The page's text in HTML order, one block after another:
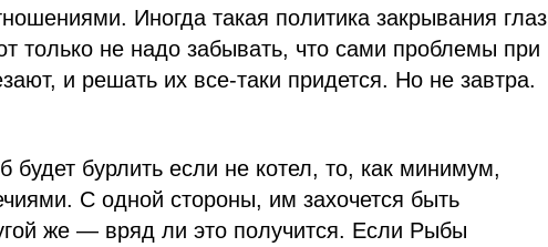
Иногда такая политика закрывания глаз
только не надо забывать, что сами проблемы при
и решать их все-таки придется. Но не завтра.
бурлить если не котел, то, как минимум,
С одной стороны, им захочется быть
же — вряд ли это получится. Если Рыбы